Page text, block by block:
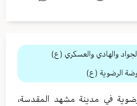
والهادي والعسكري (ع)
الرضوية (ع)
في مدينة مشهد المقدسة،